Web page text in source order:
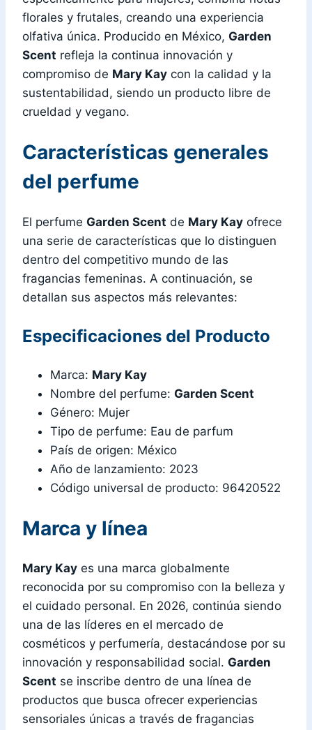
florales y frutales, creando una experiencia
olfativa única. Producido en México, Garden
Scent refleja la continua innovación y
compromiso de Mary Kay con la calidad y la
sustentabilidad, siendo un producto libre de
crueldad y vegano.
Características generales
del perfume
El perfume Garden Scent de Mary Kay ofrece
una serie de características que lo distinguen
dentro del competitivo mundo de las
fragancias femeninas. A continuación, se
detallan sus aspectos más relevantes:
Especificaciones del Producto
Marca: Mary Kay
Nombre del perfume: Garden Scent
Género: Mujer
Tipo de perfume: Eau de parfum
País de origen: México
Año de lanzamiento: 2023
Código universal de producto: 96420522
Marca y línea
Mary Kay es una marca globalmente
reconocida por su compromiso con la belleza y
el cuidado personal. En 2026, continúa siendo
una de las líderes en el mercado de
cosméticos y perfumería, destacándose por su
innovación y responsabilidad social. Garden
Scent se inscribe dentro de una línea de
productos que busca ofrecer experiencias
sensoriales únicas a través de fragancias